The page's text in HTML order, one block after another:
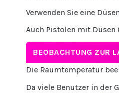
Verwenden Sie eine
Auch Pistolen mit Düsen
BEOBACHTUNG ZUR
Die Raumtemperatur
Da viele Benutzer in der